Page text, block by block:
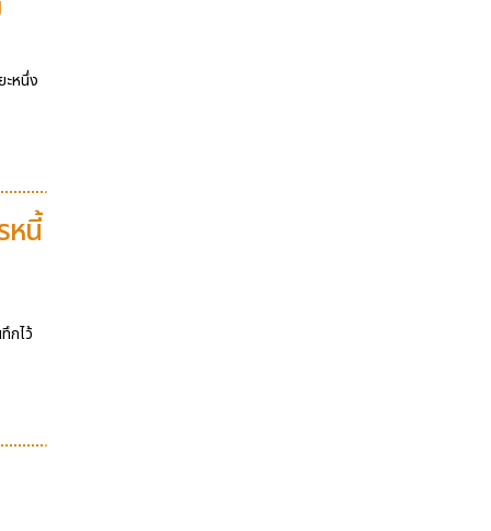
ะหนึ่ง
หนี้
กไว้